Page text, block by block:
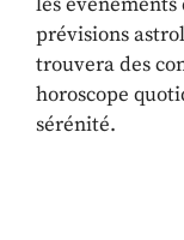
les
prévisions
trouvera des
horoscope
sérénité.